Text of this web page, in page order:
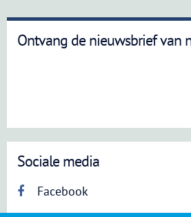
Ontvang de nieuwsbrief van
Sociale media
Facebook